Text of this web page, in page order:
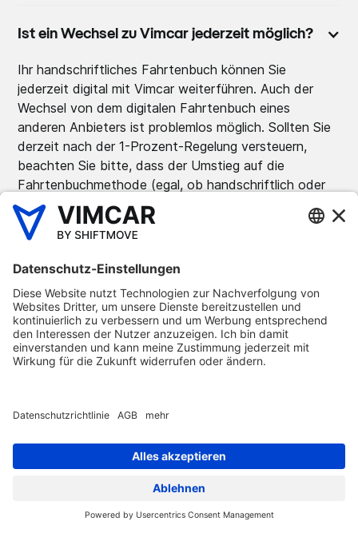
Ist ein Wechsel zu Vimcar jederzeit möglich?
Ihr handschriftliches Fahrtenbuch können Sie
jederzeit digital mit Vimcar weiterführen. Auch der
Wechsel von dem digitalen Fahrtenbuch eines
anderen Anbieters ist problemlos möglich. Sollten Sie
derzeit nach der 1-Prozent-Regelung versteuern,
beachten Sie bitte, dass der Umstieg auf die
Fahrtenbuchmethode (egal, ob handschriftlich oder
digital) aus steuerrechtlichen Gründen nur zum
Jahreswechsel möglich ist. Die Ausnahme: Wenn Sie
den Firmenwagen wechseln, können Sie auch
unterjährig Ihre Versteuerungsmethode neu wählen.
Wie kontrolliert das Finanzamt das
Fahrtenbuch?
klassischen Büchern müssen diese normalerweise
müssen die Fahrtenbücher vollständig sein und das
aktuell gültige bzw. das geforderte Jahr komplett
beinhalten. Bei digitalen bzw. elektronischen
Fahrtenbüchern gibt es die Möglichkeit, diese direkt